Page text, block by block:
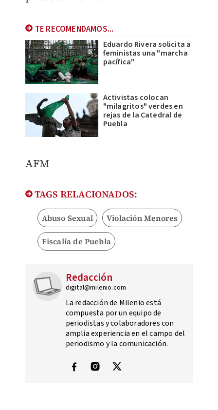
TE RECOMENDAMOS...
Eduardo Rivera solicita a
feministas una "marcha
pacífica"
Activistas colocan
"milagritos" verdes en
rejas de la Catedral de
Puebla
AFM
TAGS RELACIONADOS:
Abuso Sexual Violación Menores
Fiscalía de Puebla
Redacción
digital@milenio.com
La redacción de Milenio está
compuesta por un equipo de
periodistas y colaboradores con
amplia experiencia en el campo del
periodismo y la comunicación.